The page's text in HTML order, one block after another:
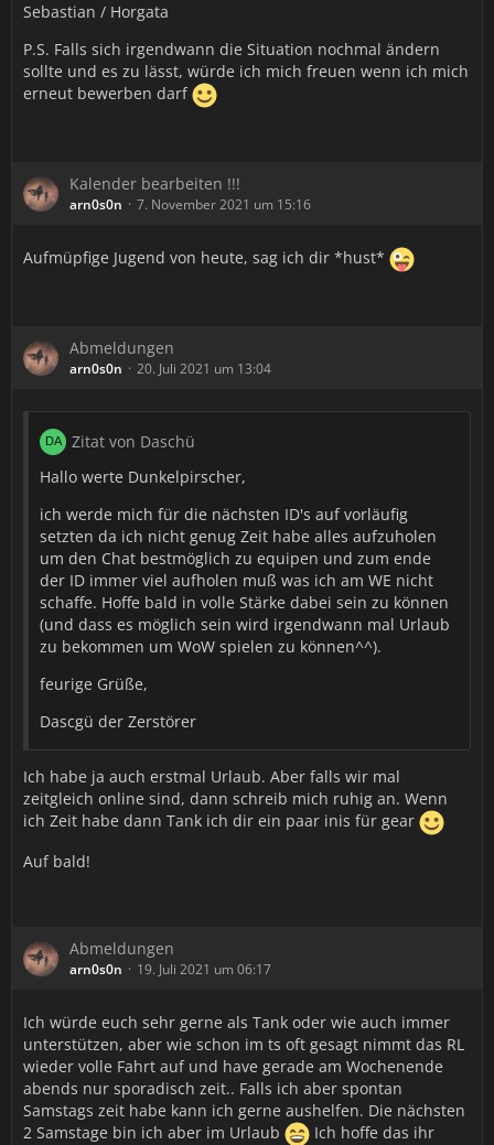
Sebastian / Horgata
P.S. Falls sich irgendwann die Situation nochmal ändern
sollte und es zu lässt, würde ich mich freuen wenn ich mich
erneut bewerben darf
Kalender bearbeiten !!!
arn0s0n 7. November 2021 um 15:16
Aufmüpfige Jugend von heute, sag ich dir *hust*
Abmeldungen
arn0s0n 20. Juli 2021 um 13:04
Zitat von Daschü
Hallo werte Dunkelpirscher,
ich werde mich für die nächsten ID's auf vorläufig
setzten da ich nicht genug Zeit habe alles aufzuholen
um den Chat bestmöglich zu equipen und zum ende
der ID immer viel aufholen muß was ich am WE nicht
schaffe. Hoffe bald in volle Stärke dabei sein zu können
(und dass es möglich sein wird irgendwann mal Urlaub
zu bekommen um WoW spielen zu können^^).
feurige Grüße,
Dascgü der Zerstörer
Ich habe ja auch erstmal Urlaub. Aber falls wir mal
zeitgleich online sind, dann schreib mich ruhig an. Wenn
ich Zeit habe dann Tank ich dir ein paar inis für gear
Auf bald!
Abmeldungen
arn0s0n 19. Juli 2021 um 06:17
Ich würde euch sehr gerne als Tank oder wie auch immer
unterstützen, aber wie schon im ts oft gesagt nimmt das RL
wieder volle Fahrt auf und have gerade am Wochenende
abends nur sporadisch zeit.. Falls ich aber spontan
Samstags zeit habe kann ich gerne aushelfen. Die nächsten
2 Samstage bin ich aber im Urlaub
Ich hoffe das ihr